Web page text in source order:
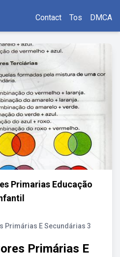
Contact Tos DMCA
Primarias Educação
Primárias E Secundárias 3
Primárias E